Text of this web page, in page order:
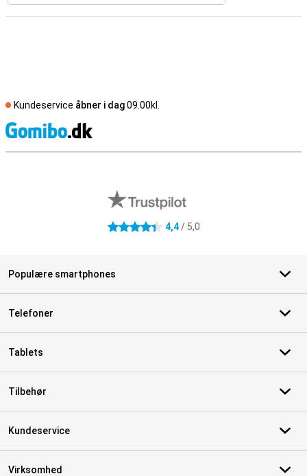
Kundeservice åbner i dag09.00kl.
4.4 stjerner 4,4/ 5,0
Populære smartphones
Telefoner
Tablets
Tilbehør
Kundeservice
Virksomhed